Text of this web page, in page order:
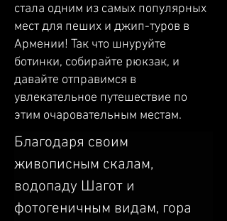
стала одним из самых популярных
мест для пеших и джип-туров в
Армении! Так что шнуруйте
ботинки, собирайте рюкзак, и
давайте отправимся в
увлекательное путешествие по
этим очаровательным местам.
Благодаря своим
живописным скалам,
водопаду Шагот и
фотогеничным видам, гора